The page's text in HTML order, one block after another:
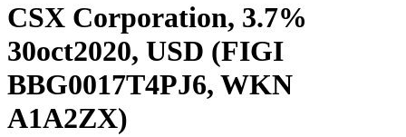
CSX Corporation, 3.7%
30oct2020, USD (FIGI
BBG0017T4PJ6, WKN
A1A2ZX)